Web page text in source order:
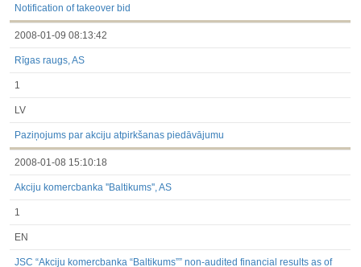
dalībvalsts tiesību aktiem
Līdz 2017.03.01
Finanšu pārskati
Informācija par akcionāru sapulcēm
Notification of takeover bid
2008-01-09 08:13:42
Rīgas raugs, AS
1
LV
Paziņojums par akciju atpirkšanas piedāvājumu
2008-01-08 15:10:18
Akciju komercbanka ''Baltikums'', AS
1
EN
JSC “Akciju komercbanka “Baltikums”” non-audited financial results as of